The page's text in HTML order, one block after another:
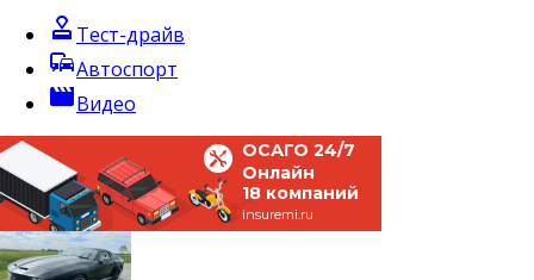
approval Тест-драйв
commuteАвтоспорт
movieВидео
ОСАГО 24/7
Онлайн
18 компаний
insuremi.ru